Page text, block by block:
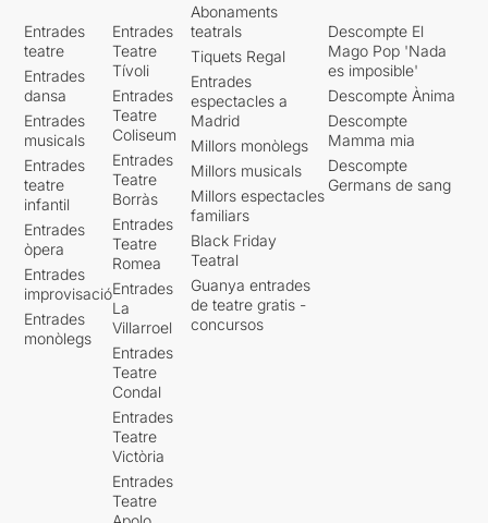
Entrades
teatre
Entrades
dansa
Entrades
musicals
Entrades
teatre
infantil
Entrades
òpera
Entrades
improvisació
Entrades
monòlegs
Entrades
Teatre
Tívoli
Entrades
Teatre
Coliseum
Entrades
Teatre
Borràs
Entrades
Teatre
Romea
Entrades
La
Villarroel
Entrades
Teatre
Condal
Entrades
Teatre
Victòria
Entrades
Teatre
Abonaments
teatrals
Tiquets Regal
Entrades
espectacles a
Madrid
Millors monòlegs
Millors musicals
Millors espectacles
familiars
Black Friday
Teatral
Guanya entrades
de teatre gratis -
concursos
Descompte El
Mago Pop 'Nada
es imposible'
Descompte Ànima
Descompte
Mamma mia
Descompte
Germans de sang